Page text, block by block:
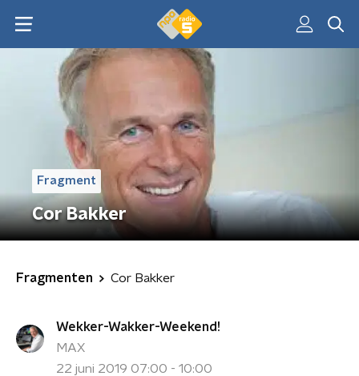
Fragment
Cor Bakker
Fragmenten Cor Bakker
Wekker-Wakker-Weekend!
MAX
22 juni 2019 07:00 - 10:00